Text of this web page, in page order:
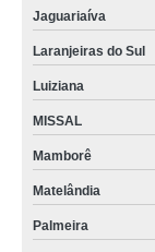
Jaguariaíva
Laranjeiras do Sul
Luiziana
MISSAL
Mamborê
Matelândia
Palmeira